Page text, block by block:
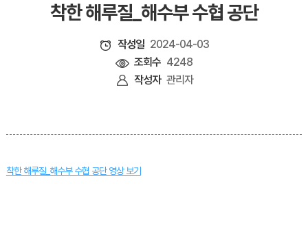
착한 해루질_해수부 수협 공단
작성일 2024-04-03
조회수 4248
작성자 관리자
착한 해루질_해수부 수협 공단 영상 보기